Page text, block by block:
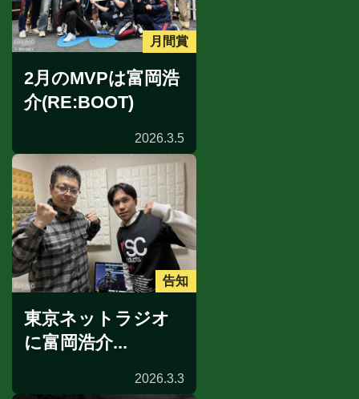
月間賞
2月のMVPは富岡浩
介(RE:BOOT)
2026.3.5
告知
東京ネットラジオ
に富岡浩介...
2026.3.3